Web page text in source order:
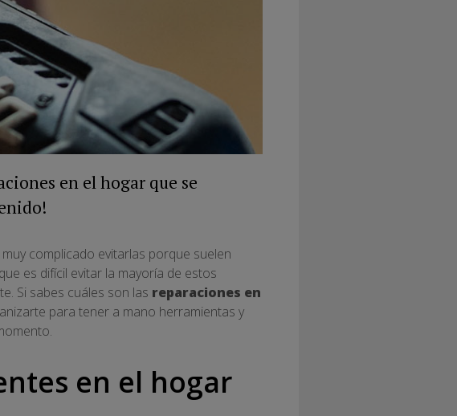
en el hogar que se
complicado evitarlas porque suelen
es difícil evitar la mayoría de estos
Si sabes cuáles son las reparaciones en
para tener a mano herramientas y
en el hogar